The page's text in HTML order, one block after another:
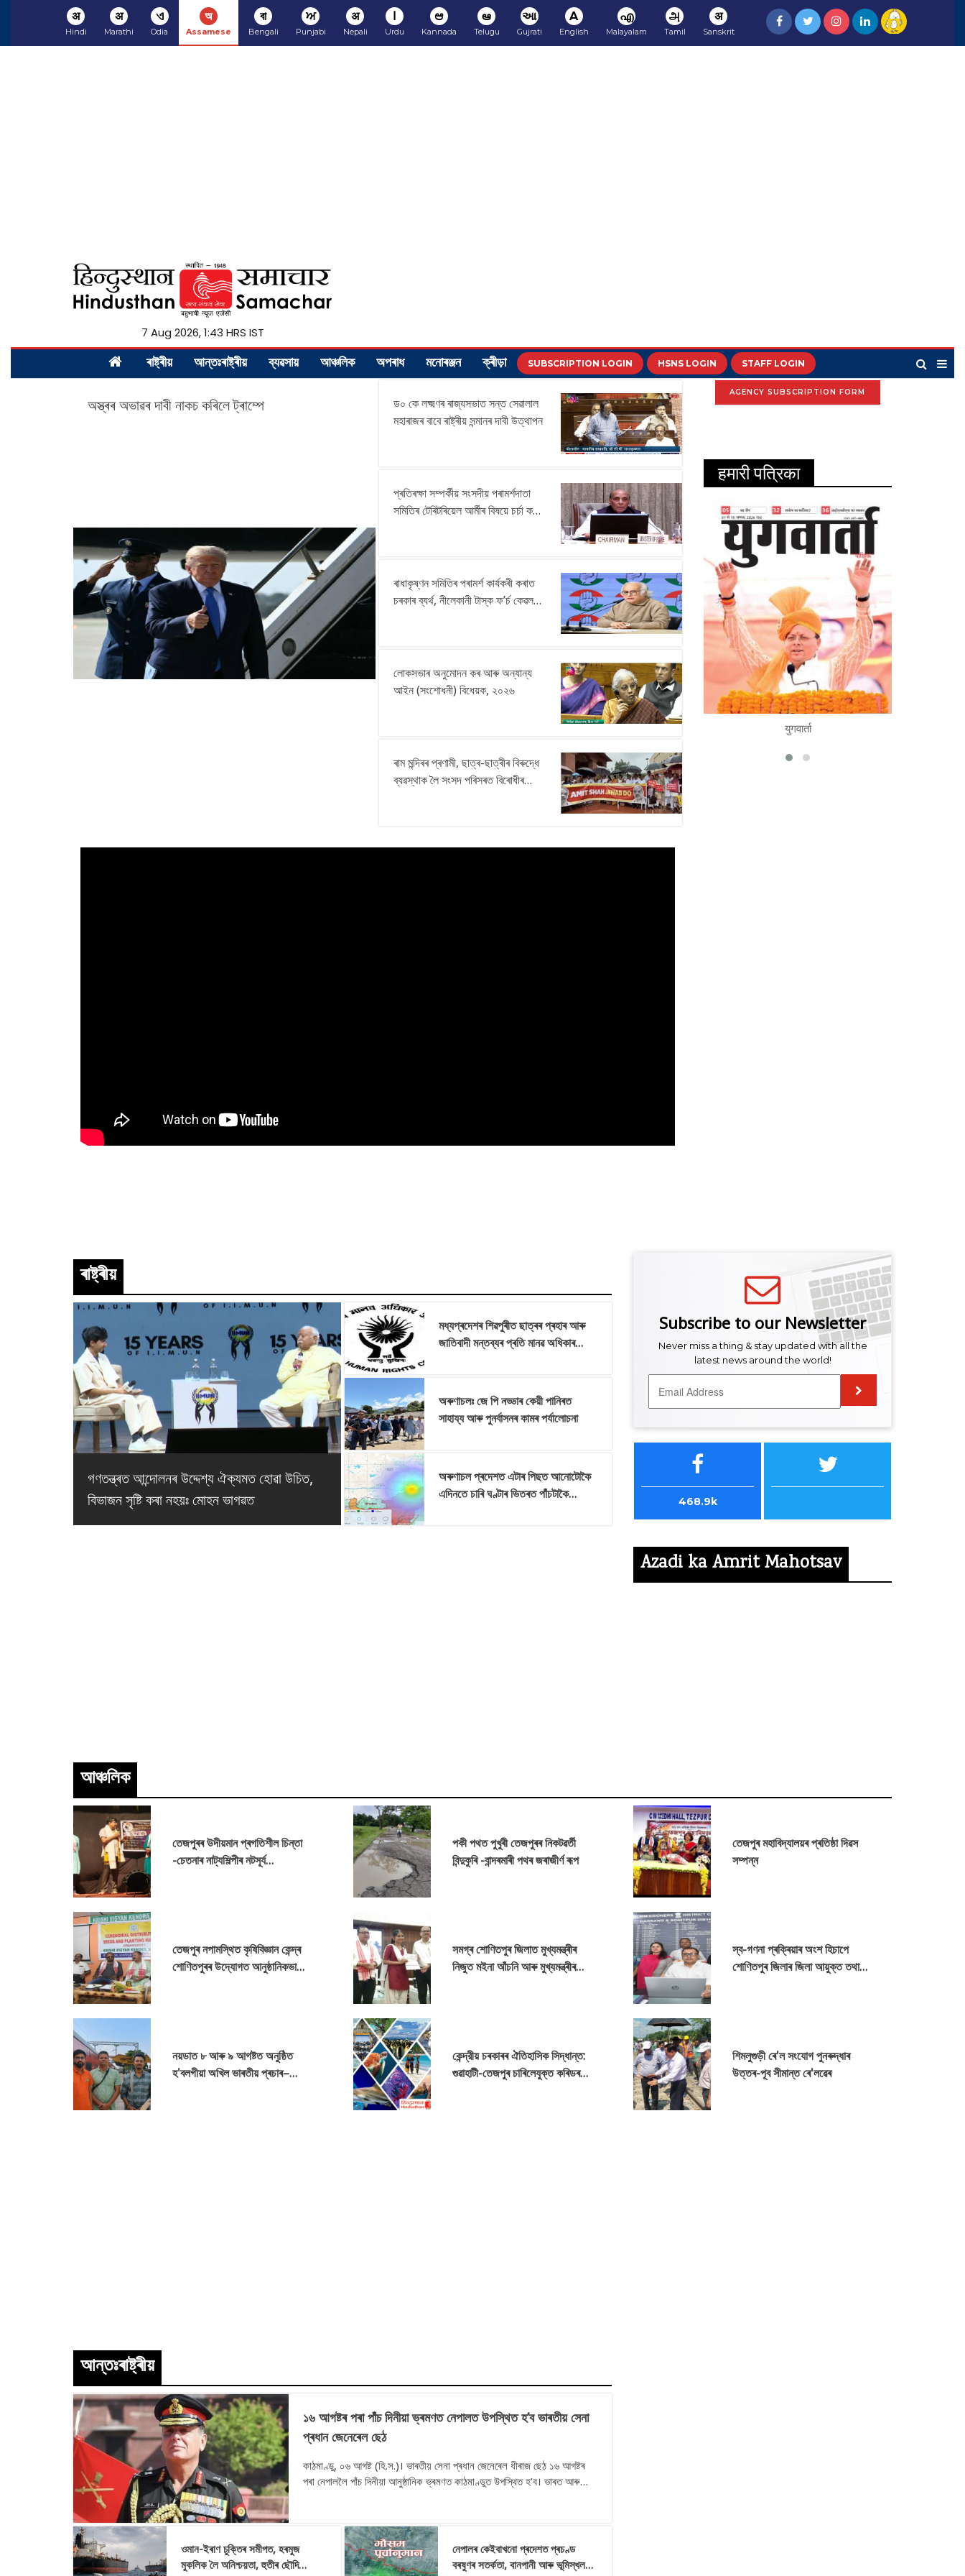
अ
Hindi
अ
Marathi
ଏ
Odia
অ
Assamese
বা
Bengali
ਅ
Punjabi
अ
Nepali
ا
Urdu
ಆ
Kannada
ఆ
Telugu
આ
Gujrati
A
English
എ
Malayalam
அ
Tamil
अ
Sanskrit
7 Aug 2026, 1:43 HRS IST
ৰাষ্ট্ৰীয় আন্তঃৰাষ্ট্ৰীয় ব্যৱসায় আঞ্চলিক অপৰাধ মনোৰঞ্জন ক্ৰীড়া SUBSCRIPTION LOGIN HSNS LOGIN STAFF LOGIN
অস্ত্ৰৰ অভাৱৰ দাবী নাকচ কৰিলে ট্ৰাম্পে
ড০ কে লক্ষ্মণৰ ৰাজ্যসভাত সন্ত সেৱালাল
মহাৰাজৰ বাবে ৰাষ্ট্ৰীয় সন্মানৰ দাবী উত্থাপন
প্ৰতিৰক্ষা সম্পৰ্কীয় সংসদীয় পৰামৰ্শদাতা
সমিতিৰ টেৰিটৰিয়েল আৰ্মীৰ বিষয়ে চৰ্চা কৰি
ৰাধাকৃষ্ণন সমিতিৰ পৰামৰ্শ কাৰ্যকৰী কৰাত
চৰকাৰ ব্যৰ্থ, নীলেকানী টাস্ক ফ’ৰ্চ কেৱল
লোকসভাৰ অনুমোদন কৰ আৰু অন্যান্য
আইন (সংশোধনী) বিধেয়ক, ২০২৬
ৰাম মন্দিৰৰ প্ৰণামী, ছাত্ৰ-ছাত্ৰীৰ বিৰুদ্ধে
ব্যৱস্থাক লৈ সংসদ পৰিসৰত বিৰোধীৰ
AGENCY SUBSCRIPTION FORM
हमारी पत्रिका
READ
नवोत्थान
ৰাষ্ট্ৰীয়
গণতন্ত্ৰত আন্দোলনৰ উদ্দেশ্য ঐক্যমত হোৱা উচিত,
বিভাজন সৃষ্টি কৰা নহয়ঃ মোহন ভাগৱত
মধ্যপ্ৰদেশৰ শিৱপুৰীত ছাত্ৰৰ প্ৰহাৰ আৰু
জাতিবাদী মন্তব্যৰ প্ৰতি মানৱ অধিকাৰ
অৰুণাচলঃ জে পি নড্ডাৰ কেয়ী পানিৰত
সাহায্য আৰু পুনৰ্বাসনৰ কামৰ পৰ্যালোচনা
অৰুণাচল প্ৰদেশত এটাৰ পিছত আনোটোকৈ
এদিনতে চাৰি ঘণ্টাৰ ভিতৰত পাঁচটাকৈ
Subscribe to our Newsletter
Never miss a thing & stay updated with all the
latest news around the world!
468.9k
Azadi ka Amrit Mahotsav
আঞ্চলিক
তেজপুৰৰ উদীয়মান প্ৰগতিশীল চিন্তা
-চেতনাৰ নাট্যশিল্পীৰ নটসূৰ্য
পকী পথত পুখুৰী তেজপুৰৰ নিকটৱৰ্তী
বিন্দুকুৰি -বান্দৰমাৰী পথৰ জৰাজীৰ্ণ ৰূপ
তেজপুৰ মহাবিদ্যালয়ৰ প্ৰতিষ্ঠা দিৱস
সম্পন্ন
তেজপুৰ নপামস্থিত কৃষিবিজ্ঞান কেন্দ্ৰ
শোণিতপুৰৰ উদ্যোগত আনুষ্ঠানিকভাৱে
সমগ্ৰ শোণিতপুৰ জিলাত মুখ্যমন্ত্ৰীৰ
নিজুত মইনা আঁচনি আৰু মুখ্যমন্ত্ৰীৰ
স্ব-গণনা প্ৰক্ৰিয়াৰ অংশ হিচাপে
শোণিতপুৰ জিলাৰ জিলা আয়ুক্ত তথা
নয়ডাত ৮ আৰু ৯ আগষ্টত অনুষ্ঠিত
হ'বলগীয়া অখিল ভাৰতীয় প্ৰচাৰ–
কেন্দ্রীয় চৰকাৰৰ ঐতিহাসিক সিদ্ধান্ত:
গুৱাহাটী-তেজপুৰ চাৰিলেযুক্ত কৰিডৰৰ
শিমলুগুড়ী ৰে'ল সংযোগ পুনৰুদ্ধাৰ
উত্তৰ-পূব সীমান্ত ৰে'লৱেৰ
আন্তঃৰাষ্ট্ৰীয়
১৬ আগষ্টৰ পৰা পাঁচ দিনীয়া ভ্ৰমণত নেপালত উপস্থিত হ’ব ভাৰতীয় সেনা
প্ৰধান জেনেৰেল ছেঠ
কাঠমাণ্ডু, ০৬ আগষ্ট (হি.স.)। ভাৰতীয় সেনা প্ৰধান জেনেৰেল ধীৰাজ ছেঠ ১৬ আগষ্টৰ
পৰা নেপাললৈ পাঁচ দিনীয়া আনুষ্ঠানিক ভ্ৰমণত কাঠমাণ্ডুত উপস্থিত হ’ব। ভাৰত আৰু
ওমান-ইৰাণ চুক্তিৰ সমীপত, হৰমুজ
মুকলিক লৈ অনিশ্চয়তা, হুতীৰ ছৌদি
নেপালৰ কেইবাখনো প্ৰদেশত প্ৰচণ্ড
বৰষুণৰ সতৰ্কতা, বানপানী আৰু ভূমিস্খলনৰ